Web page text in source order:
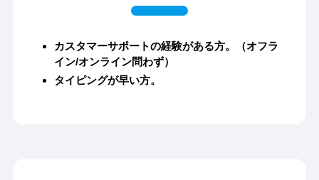
カスタマーサポートの経験がある方。（オフラ
イン/オンライン問わず）
タイピングが早い方。